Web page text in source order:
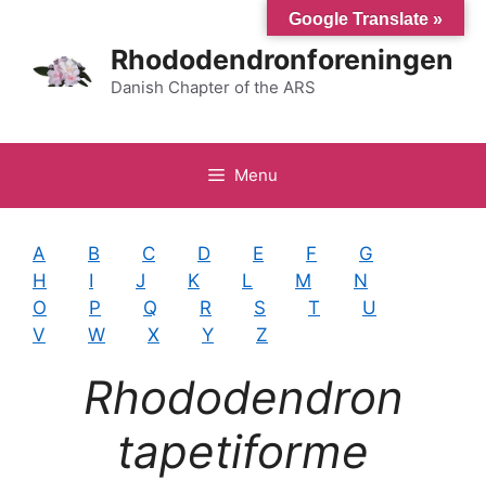
indhold
Rhododendronforeningen
Danish Chapter of the ARS
Menu
A B C D E F
G
H
I J K L M
N
O
P Q R S T
U
V
W X Y Z
Rhododendron
tapetiforme
Google Translate »